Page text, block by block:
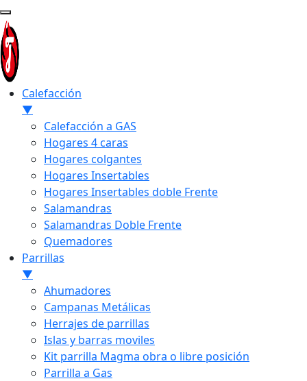
Calefacción
▼
Calefacción a GAS
Hogares 4 caras
Hogares colgantes
Hogares Insertables
Hogares Insertables doble Frente
Salamandras
Salamandras Doble Frente
Quemadores
Parrillas
▼
Ahumadores
Campanas Metálicas
Herrajes de parrillas
Islas y barras moviles
Kit parrilla Magma obra o libre posición
Parrilla a Gas